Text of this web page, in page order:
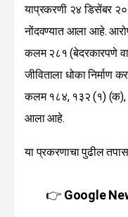
याप्रकरणी २४ डिसेंबर
नोंदवण्यात आला आहे.
कलम २८१ (बेदरकारपणे
जीविताला धोका
कलम १८४, १३२ (१) (क),
आला आहे.
या प्रकरणाचा पुढील
👉 Google